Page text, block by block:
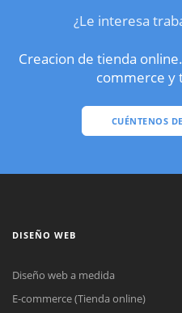
¿Le interesa
Creacion de tienda
commerce y
CUÉNTENOS
DISEÑO WEB
Diseño web a medida
E-commerce (Tienda online)